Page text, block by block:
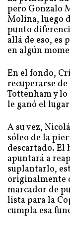
pero Gonzalo
Molina, luego
punto
allá de eso, es
en algún
En el fondo,
recuperarse
Tottenham y
le ganó el
A su vez,
sóleo de la
descartado. El
apuntará a
suplantarlo,
originalmente
marcador de
lista para la
cumpla esa